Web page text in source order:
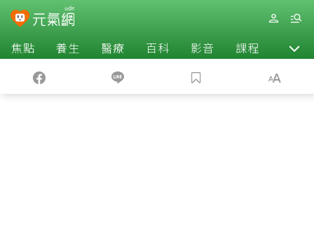
焦點 養生 醫療 百科 影音 課程 退休